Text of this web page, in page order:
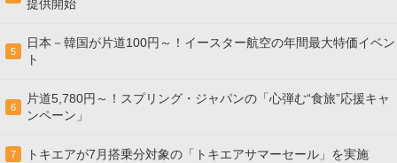
提供開始
5
日本－韓国が片道100円～！イースター航空の年間最大特価イベン
ト
6
片道5,780円～！スプリング・ジャパンの「心弾む“食旅”応援キャ
ンペーン」
7 トキエアが7月搭乗分対象の「トキエアサマーセール」を実施